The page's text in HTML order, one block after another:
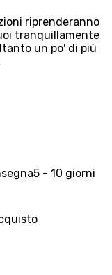
riprenderanno
tranquillamente
un po' di più
5 - 10 giorni